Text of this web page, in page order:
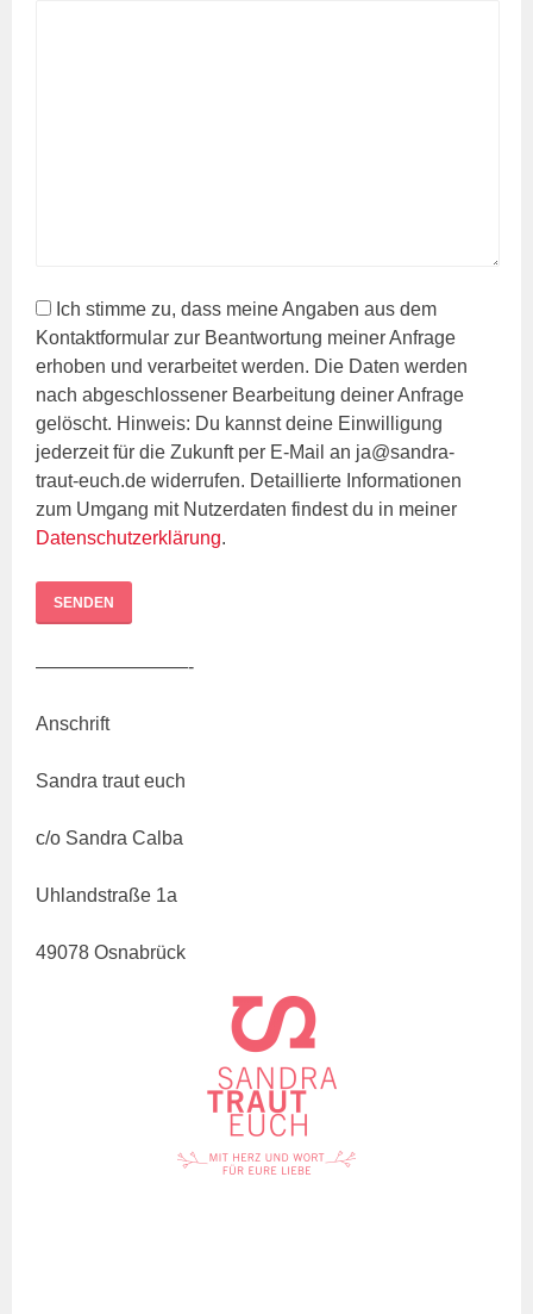
Ich stimme zu, dass meine Angaben aus dem
Kontaktformular zur Beantwortung meiner Anfrage
erhoben und verarbeitet werden. Die Daten werden
nach abgeschlossener Bearbeitung deiner Anfrage
gelöscht. Hinweis: Du kannst deine Einwilligung
jederzeit für die Zukunft per E-Mail an ja@sandra-
traut-euch.de widerrufen. Detaillierte Informationen
zum Umgang mit Nutzerdaten findest du in meiner
Datenschutzerklärung.
————————-
Anschrift
Sandra traut euch
c/o Sandra Calba
Uhlandstraße 1a
49078 Osnabrück